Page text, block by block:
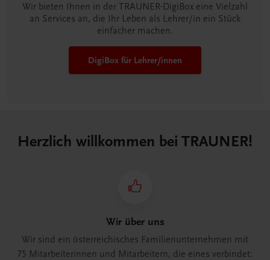
Wir bieten Ihnen in der TRAUNER-DigiBox eine Vielzahl
an Services an, die Ihr Leben als Lehrer/in ein Stück
einfacher machen.
DigiBox für Lehrer/innen
Herzlich willkommen bei TRAUNER!
Wir über uns
Wir sind ein österreichisches Familienunternehmen mit
75 Mitarbeiterinnen und Mitarbeitern, die eines verbindet: